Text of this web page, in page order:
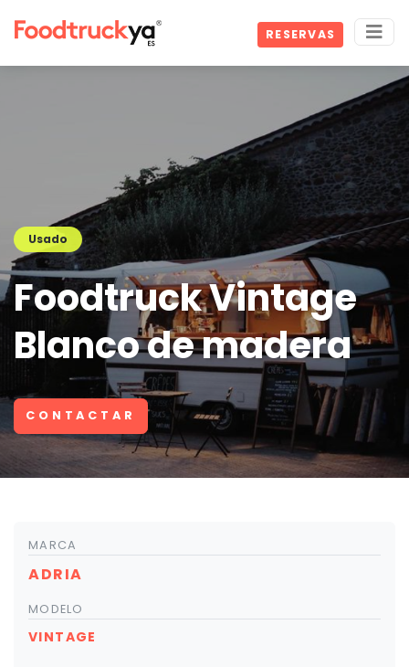
RESERVAS
Usado
Foodtruck Vintage
Blanco de madera
CONTACTAR
MARCA
ADRIA
MODELO
VINTAGE